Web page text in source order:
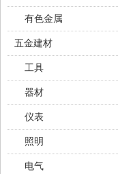
有色金属
五金建材
工具
器材
仪表
照明
电气